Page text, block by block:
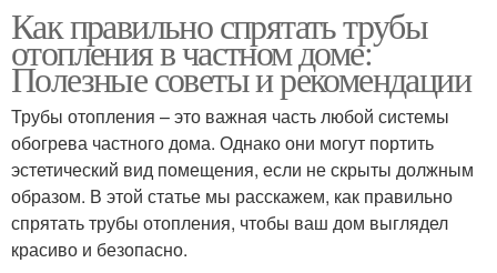
Как правильно спрятать трубы
отопления в частном доме:
Полезные советы и рекомендации
Трубы отопления – это важная часть любой системы
обогрева частного дома. Однако они могут портить
эстетический вид помещения, если не скрыты должным
образом. В этой статье мы расскажем, как правильно
спрятать трубы отопления, чтобы ваш дом выглядел
красиво и безопасно.